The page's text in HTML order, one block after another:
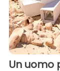
Un uomo